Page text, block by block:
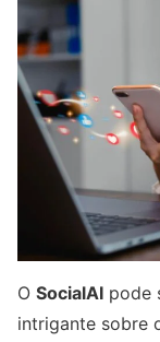
O SocialAI pode
intrigante sobre